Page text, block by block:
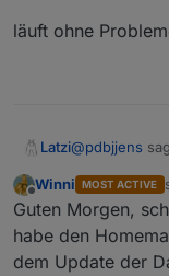
läuft ohne
Latzi@pdbjjens
Soeben
zum Test
läuft ohne
Offline
Winni MOST ACTIVE
Guten Morgen,
habe den
dem Update der